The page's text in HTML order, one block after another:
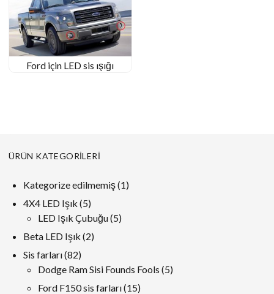
Ford için LED sis ışığı
ÜRÜN KATEGORILERI
Kategorize edilmemiş 11
4X4 LED Işık 55
ürünler
LED Işık Çubuğu 55
Beta LED Işık 22
Sis farları 8282
ürünler
Dodge Ram Sisi Founds Fools 55
Ford F150 sis farları 1515